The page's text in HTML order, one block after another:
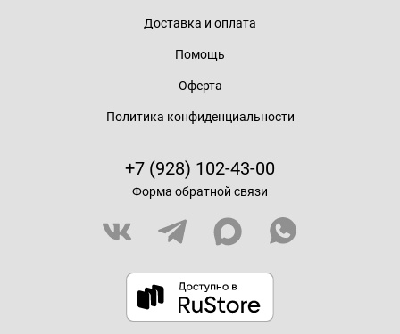
Доставка и оплата
Помощь
Оферта
Политика конфиденциальности
+7 (928) 102-43-00
Форма обратной связи